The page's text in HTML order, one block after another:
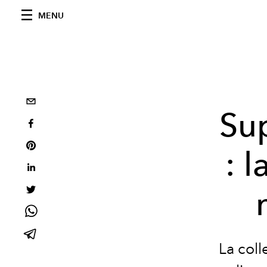
MENU
:
La